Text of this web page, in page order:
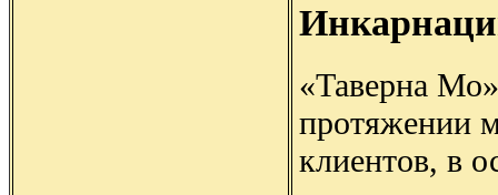
«Таверна
протяжении
клиентов, в